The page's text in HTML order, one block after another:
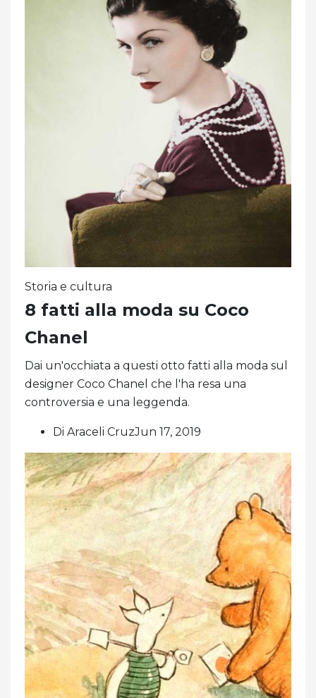
Storia e cultura
8 fatti alla moda su Coco
Chanel
Dai un'occhiata a questi otto fatti alla moda sul
designer Coco Chanel che l'ha resa una
controversia e una leggenda.
Di Araceli CruzJun 17, 2019